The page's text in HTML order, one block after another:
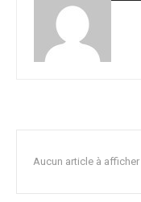
Aucun article à afficher